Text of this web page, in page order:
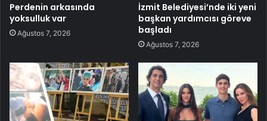
Perdenin arkasında
yoksulluk var
Ağustos 7, 2026
İzmit Belediyesi’nde iki yeni
başkan yardımcısı göreve
başladı
Ağustos 7, 2026